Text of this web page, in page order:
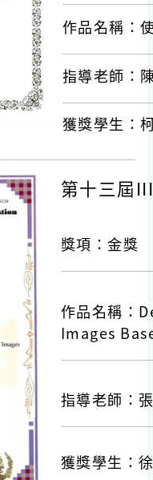
作品名稱：
指導老師：
獲獎學生
第十三屆
獎項：金獎
作品名稱：
Images
指導老師：
獲獎學生：